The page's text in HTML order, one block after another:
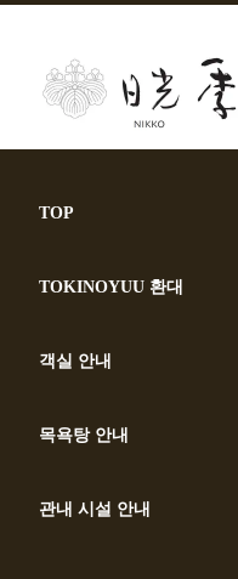
TOP
TOKINOYUU 환대
객실 안내
목욕탕 안내
관내 시설 안내